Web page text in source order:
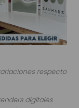
respecto
digitales